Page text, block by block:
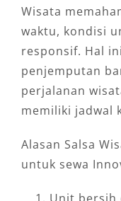
Wisata
waktu, kondisi
responsif. Hal
penjemputan
perjalanan
memiliki jadwal
Alasan Salsa
untuk sewa
Unit bersih